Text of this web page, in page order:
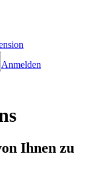
Anmelden
Ihnen zu